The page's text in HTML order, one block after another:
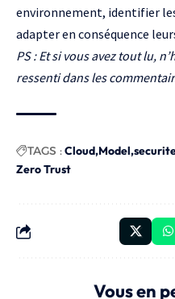
environnement, identifier
adapter en conséquence
PS : Et si vous avez tout lu,
ressenti dans les
TAGS :Cloud Model
Zero Trust
Vous en